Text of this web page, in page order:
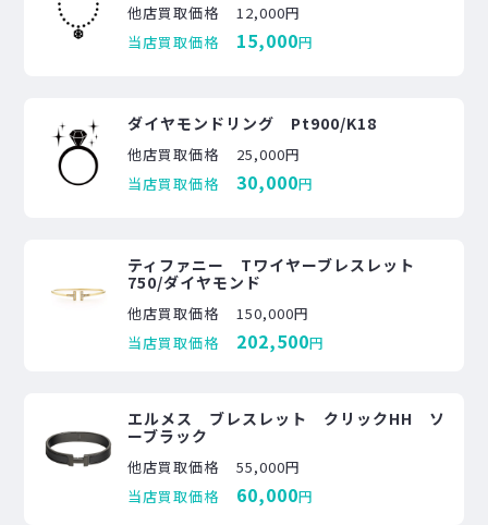
他店買取価格
12,000円
当店買取価格
15,000円
ダイヤモンドリング Pt900/K18
他店買取価格
25,000円
当店買取価格
30,000円
ティファニー Tワイヤーブレスレット
750/ダイヤモンド
他店買取価格
150,000円
当店買取価格
202,500円
エルメス ブレスレット クリックHH ソ
ーブラック
他店買取価格
55,000円
当店買取価格
60,000円